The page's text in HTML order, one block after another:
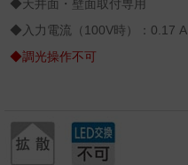
◆天井面・壁面取付専用
◆入力電流（100V時）：0.17 A
◆調光操作不可